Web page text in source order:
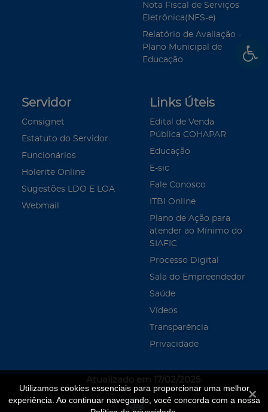
Utilizamos cookies essenciais para proporcionar uma melhor
experiência. Ao continuar navegando, você concorda com a nossa
Nota Fiscal de Serviços
Eletrônica(NFS-e)
Relatório de Avaliação -
Plano Municipal de
Educação
Servidor
Consignet
Estatuto do Servidor
Funcionários
Holerite Online
Sugestões LDO E LOA
Webmail
Links Úteis
Edital de Venda
Pública COHAPAR
Educação
E-sic
Fale Conosco
ITBI Online
Plano de Ação para
atender ao Mínimo do
SIAFIC
Processo Digital
Sala do Empreendedor
Saúde
Vídeos
Transparência
Privacidade
Atualizado em 17/02/2025